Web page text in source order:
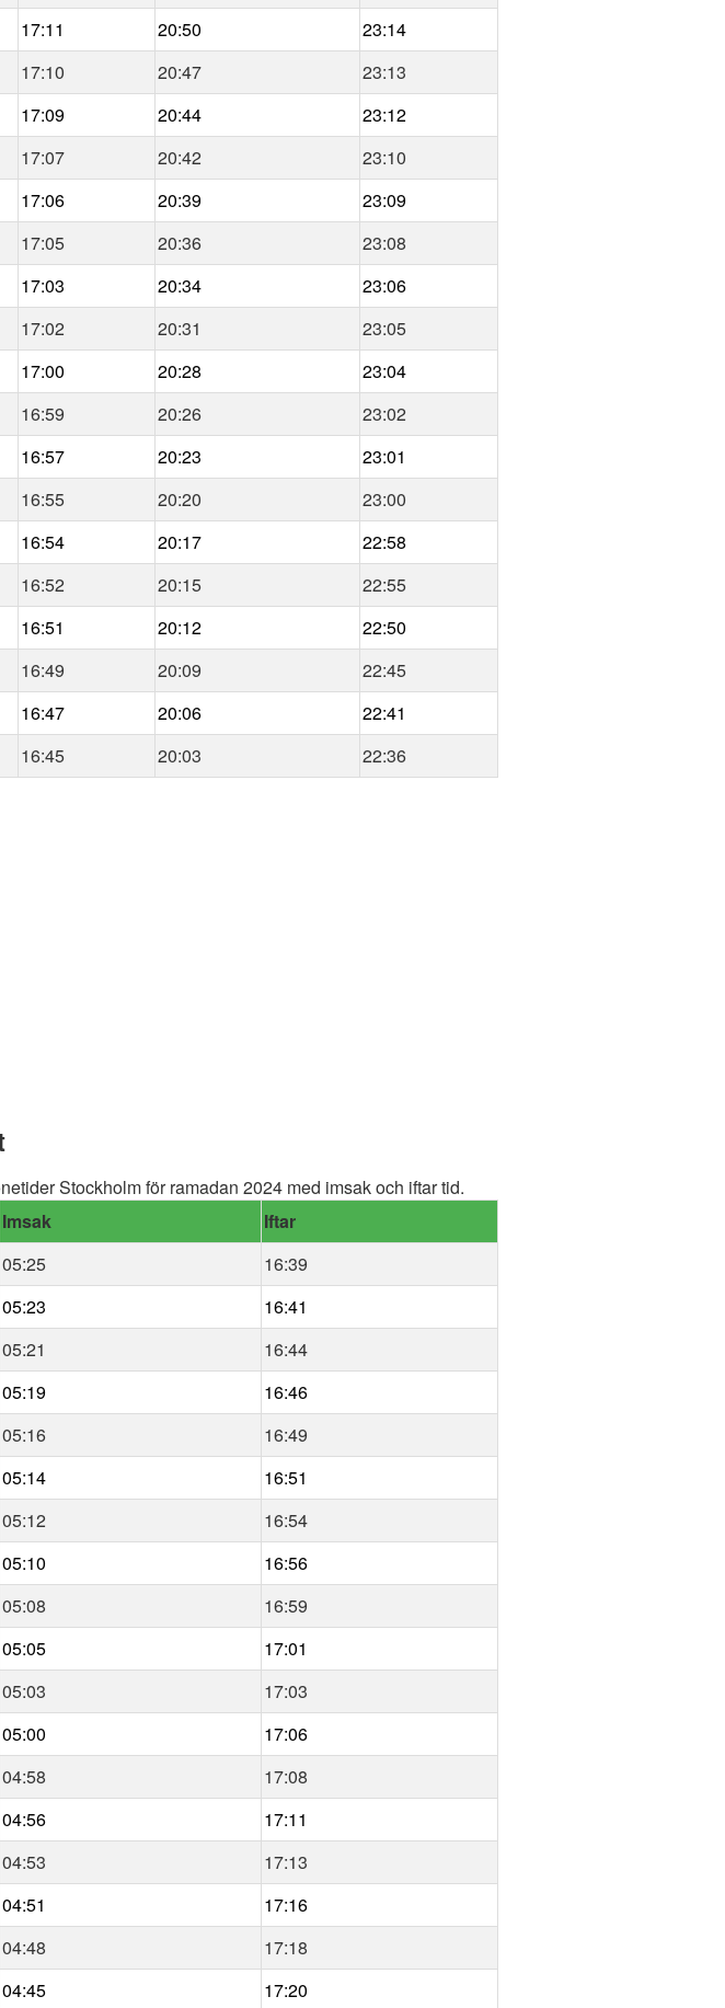
17:11 20:50
23:14
17:10 20:47
23:13
17:09 20:44
23:12
17:07 20:42
23:10
17:06 20:39
23:09
17:05 20:36
23:08
17:03 20:34
23:06
17:02 20:31
23:05
17:00 20:28
23:04
16:59 20:26
23:02
16:57 20:23
23:01
16:55 20:20
23:00
16:54 20:17
22:58
16:52 20:15
22:55
16:51 20:12
22:50
16:49 20:09
22:45
16:47 20:06
22:41
16:45 20:03 22:36
Stockholm för ramadan 2024 med imsak och iftar tid.
Imsak
Iftar
05:25
16:39
05:23
16:41
05:21
16:44
05:19
16:46
05:16
16:49
05:14
16:51
05:12
16:54
05:10
16:56
05:08
16:59
05:05
17:01
05:03
17:03
05:00
17:06
04:58
17:08
04:56
17:11
04:53
17:13
04:51
17:16
04:48
17:18
04:45 17:20